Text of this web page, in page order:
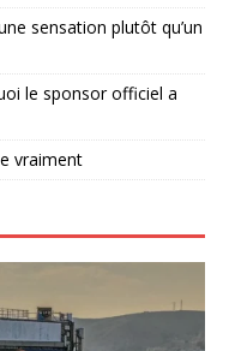
sensation plutôt qu’un
le sponsor officiel a
vraiment